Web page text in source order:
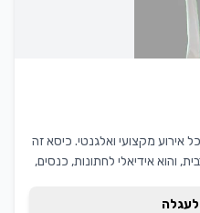
אירוע מקצועי ואלגנטי. כיסא זה
והוא אידיאלי לחתונות, כנסים,
ומעניק מראה אלגנטי